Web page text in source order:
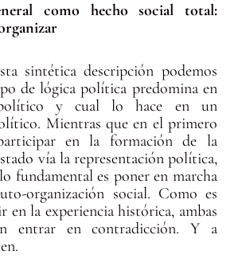
como hecho social total:
sintética descripción podemos
de lógica política predomina en
y cual lo hace en un
Mientras que en el primero
en la formación de la
vía la representación política,
fundamental es poner en marcha
organización social. Como es
en la experiencia histórica, ambas
entrar en contradicción. Y a